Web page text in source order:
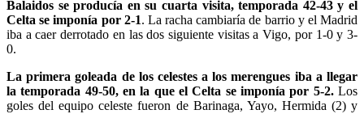
Balaidos se producía en su cuarta visita, temporada 42-43 y el
Celta se imponía por 2-1. La racha cambiaría de barrio y el Madrid
iba a caer derrotado en las dos siguiente visitas a Vigo, por 1-0 y 3-
0.
La primera goleada de los celestes a los merengues iba a llegar
la temporada 49-50, en la que el Celta se imponía por 5-2.Los
goles del equipo celeste fueron de Barinaga, Yayo, Hermida (2) y